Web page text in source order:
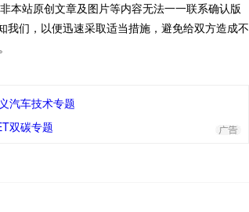
本站原创文章及图片等内容无法一一联系确认版
们，以便迅速采取适当措施，避免给双方造成不
汽车技术专题
双碳专题